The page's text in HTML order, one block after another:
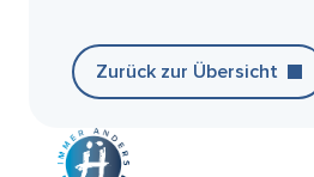
Zurück zur Übersicht